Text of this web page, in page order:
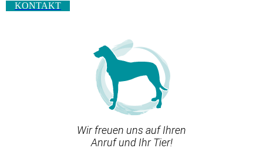
KONTAKT
Wir freuen uns auf Ihren
Anruf und Ihr Tier!